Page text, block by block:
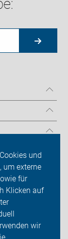
und
um externe
für
Klicken auf
wir